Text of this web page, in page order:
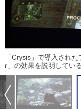
「Crysis」で導入され
r」の効果を説明してい